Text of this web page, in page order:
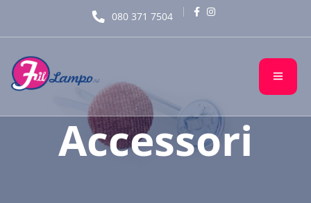
080 371 7504
Accessori